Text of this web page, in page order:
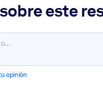
este
opinión